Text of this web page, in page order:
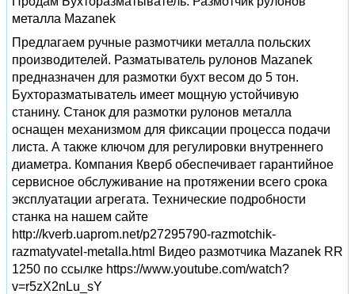
металла Mazanek
Предлагаем ручные размотчики металла польских
производителей. Разматыватель рулонов Mazanek
предназначен для размотки бухт весом до 5 тон.
Бухторазматыватель имеет мощную устойчивую
станину. Станок для размотки рулонов металла
оснащен механизмом для фиксации процесса подачи
листа. А также ключом для регулировки внутреннего
диаметра. Компания Кверб обеспечивает гарантийное
сервисное обслуживание на протяжении всего срока
эксплуатации агрегата. Технические подробности
станка на нашем сайте
http://kverb.uaprom.net/p27295790-razmotchik-
razmatyvatel-metalla.html Видео размотчика Mazanek RR
1250 по ссылке https://www.youtube.com/watch?
v=r5zX2nLu_sY